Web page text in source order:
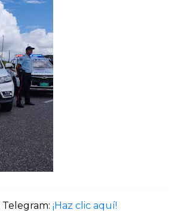
¡Haz clic aquí!